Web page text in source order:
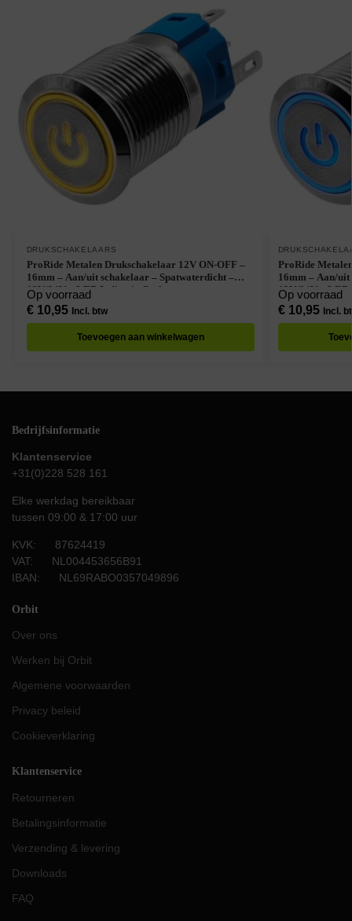
DRUKSCHAKELAARS
ProRide Metalen Drukschakelaar 12V ON-OFF –
16mm – Aan/uit schakelaar – Spatwaterdicht –
12V/24V – LED Indicatie Geel
Op voorraad
€10,95 Incl. btw
Toevoegen aan winkelwagen
ProRide
16mm – Aan/
12V/24V –
Op voorraad
€10,95 Incl.
Bedrijfsinformatie
Klantenservice
+31(0)228 528 161
Elke werkdag bereikbaar
tussen 09:00 & 17:00 uur
KVK: 87624419
VAT: NL004453656B91
IBAN: NL69RABO0357049896
Orbit
Over ons
Werken bij Orbit
Algemene voorwaarden
Privacy beleid
Cookieverklaring
Klantenservice
Retourneren
Betalingsinformatie
Verzending & levering
Downloads
FAQ